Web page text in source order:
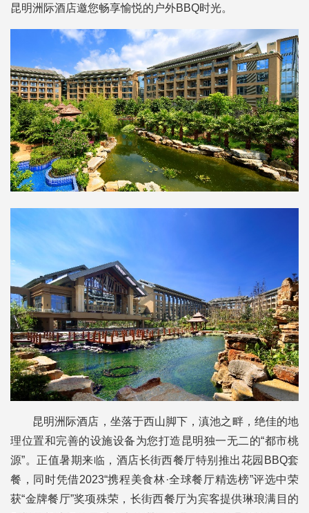
昆明洲际酒店邀您畅享愉悦的户外BBQ时光。
昆明洲际酒店，坐落于西山脚下，滇池之畔，绝佳的地
理位置和完善的设施设备为您打造昆明独一无二的“都市桃
源”。正值暑期来临，酒店长街西餐厅特别推出花园BBQ套
餐，同时凭借2023“携程美食林·全球餐厅精选榜”评选中荣
获“金牌餐厅”奖项殊荣，长街西餐厅为宾客提供琳琅满目的